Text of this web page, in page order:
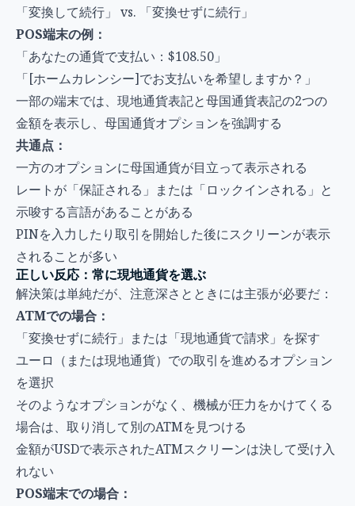
「変換して続行」 vs. 「変換せずに続行」
POS端末の例：
「あなたの通貨で支払い：$108.50」
「[ホームカレンシー]でお支払いを希望しますか？」
一部の端末では、現地通貨表記と母国通貨表記の2つの
金額を表示し、母国通貨オプションを強調する
共通点：
一方のオプションに母国通貨が目立って表示される
レートが「保証される」または「ロックインされる」と
示唆する言語があることがある
PINを入力したり取引を開始した後にスクリーンが表示
されることが多い
正しい反応：常に現地通貨を選ぶ
解決策は単純だが、注意深さとときには主張が必要だ：
ATMでの場合：
「変換せずに続行」または「現地通貨で請求」を探す
ユーロ（または現地通貨）での取引を進めるオプション
を選択
そのようなオプションがなく、機械が圧力をかけてくる
場合は、取り消して別のATMを見つける
金額がUSDで表示されたATMスクリーンは決して受け入
れない
POS端末での場合：